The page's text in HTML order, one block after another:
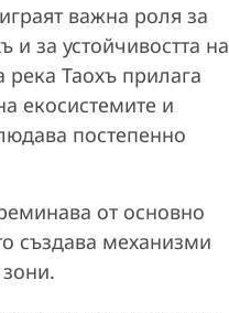
важна роля за
и за устойчивостта на
река Таохъ прилага
екосистемите и
постепенно
от основно
създава механизми